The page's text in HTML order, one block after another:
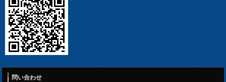
問い合わせ